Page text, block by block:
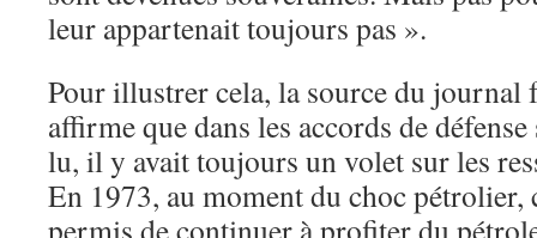
leur appartenait toujours pas ».
Pour illustrer cela, la source du
affirme que dans les accords de
lu, il y avait toujours un volet sur les
En 1973, au moment du choc pétrolier,
permis de continuer à profiter du